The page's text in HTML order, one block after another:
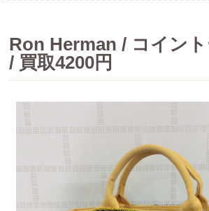
Ron Herman / コイン
/ 買取4200円